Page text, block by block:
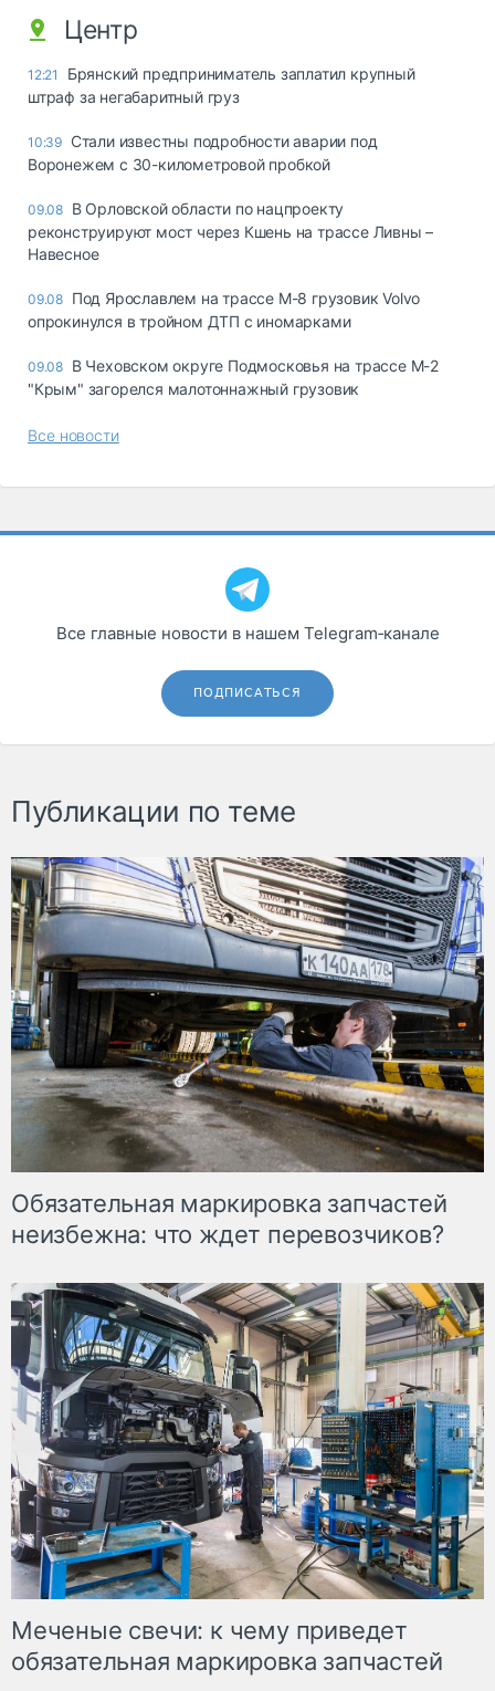
Центр
12:21
Брянский предприниматель заплатил крупный
штраф за негабаритный груз
10:39 Стали известны подробности аварии под
Воронежем с 30-километровой пробкой
09.08 В Орловской области по нацпроекту
реконструируют мост через Кшень на трассе Ливны –
Навесное
09.08 Под Ярославлем на трассе М-8 грузовик Volvo
опрокинулся в тройном ДТП с иномарками
09.08 В Чеховском округе Подмосковья на трассе М-2
"Крым" загорелся малотоннажный грузовик
Все новости
Все главные новости в нашем Telegram‑канале
ПОДПИСАТЬСЯ
Публикации по теме
Обязательная маркировка запчастей
неизбежна: что ждет перевозчиков?
Меченые свечи: к чему приведет
обязательная маркировка запчастей